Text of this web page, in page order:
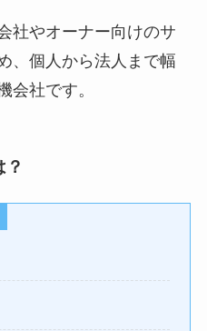
社やオーナー向けのサ
、個人から法人まで幅
会社です。